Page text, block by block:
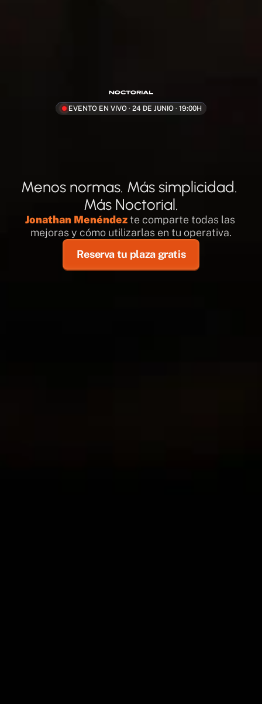
Menos normas. Más simplicidad.
Más Noctorial.
EVENTO EN VIVO · 24 DE JUNIO · 19:00H
Jonathan Menéndez te comparte todas las
mejoras y cómo utilizarlas en tu operativa.
Reserva tu plaza gratis